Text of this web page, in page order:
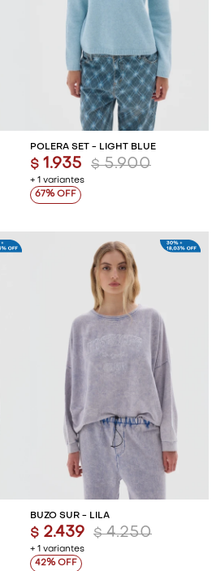
POLERA SET - LIGHT BLUE
+ 1 variantes
$ 1.935 $ 5.900
67
BUZO SUR - LILA
+ 1 variantes
$ 2.439 $ 4.250
42